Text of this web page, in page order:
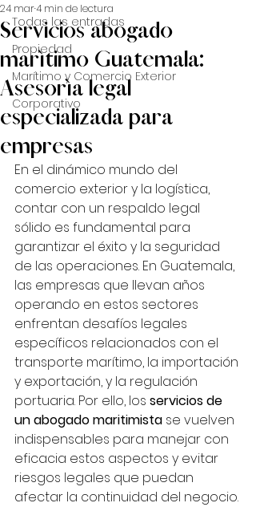
Todas las entradas
Propiedad
Marítimo y Comercio Exterior
Corporativo
Servicios abogado
marítimo Guatemala:
Asesoría legal
especializada para
empresas
24 mar4 min de lectura
En el dinámico mundo del
comercio exterior y la logística,
contar con un respaldo legal
sólido es fundamental para
garantizar el éxito y la seguridad
de las operaciones. En Guatemala,
las empresas que llevan años
operando en estos sectores
enfrentan desafíos legales
específicos relacionados con el
transporte marítimo, la importación
y exportación, y la regulación
portuaria. Por ello, los servicios de
un abogado maritimista se vuelven
indispensables para manejar con
eficacia estos aspectos y evitar
riesgos legales que puedan
afectar la continuidad del negocio.